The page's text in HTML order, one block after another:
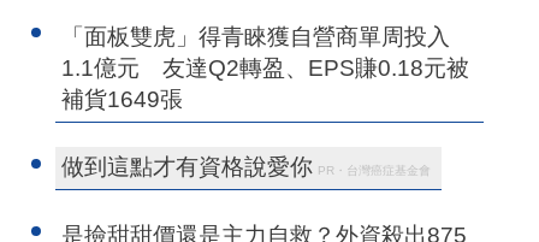
「面板雙虎」得青睞獲自營商單周投入
1.1億元 友達Q2轉盈、EPS賺0.18元被
補貨1649張
做到這點才有資格說愛你 PR・台灣癌症基金會
是撿甜甜價還是主力自救？外資殺出875